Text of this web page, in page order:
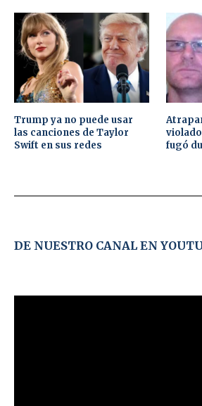
Trump ya no puede usar
las canciones de Taylor
Swift en sus redes
fugó
DE NUESTRO CANAL EN